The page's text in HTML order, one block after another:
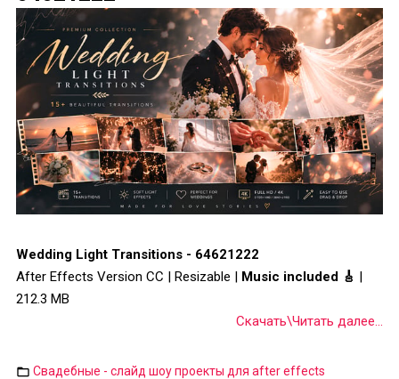
Wedding Light Transitions - 64621222
After Effects Version CC | Resizable | Music included 🎸 |
212.3 MB
Скачать\Читать далее...
Свадебные - слайд шоу проекты для after effects